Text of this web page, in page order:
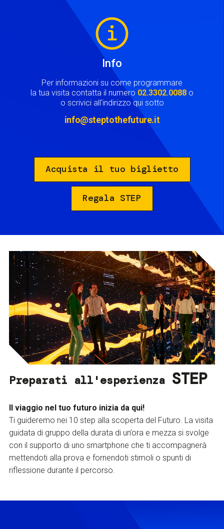
Info
Per informazioni su come programmare
la tua visita contatta il numero 02.3302.0088 o
o scrivici all'indirizzo qui sotto
info@steptothefuture.it
Acquista il tuo biglietto
Regala STEP
Preparati all'esperienza STEP
Il viaggio nel tuo futuro inizia da qui!
Ti guideremo nei 10 step alla scoperta del Futuro. La visita
guidata di gruppo della durata di un’ora e mezza si svolge
con il supporto di uno smartphone che ti accompagnerà
mettendoti alla prova e fornendoti stimoli o spunti di
riflessione durante il percorso.